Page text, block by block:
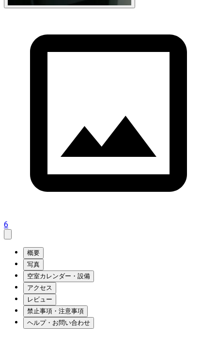
6
概要
写真
空室カレンダー・設備
アクセス
レビュー
禁止事項・注意事項
ヘルプ・お問い合わせ